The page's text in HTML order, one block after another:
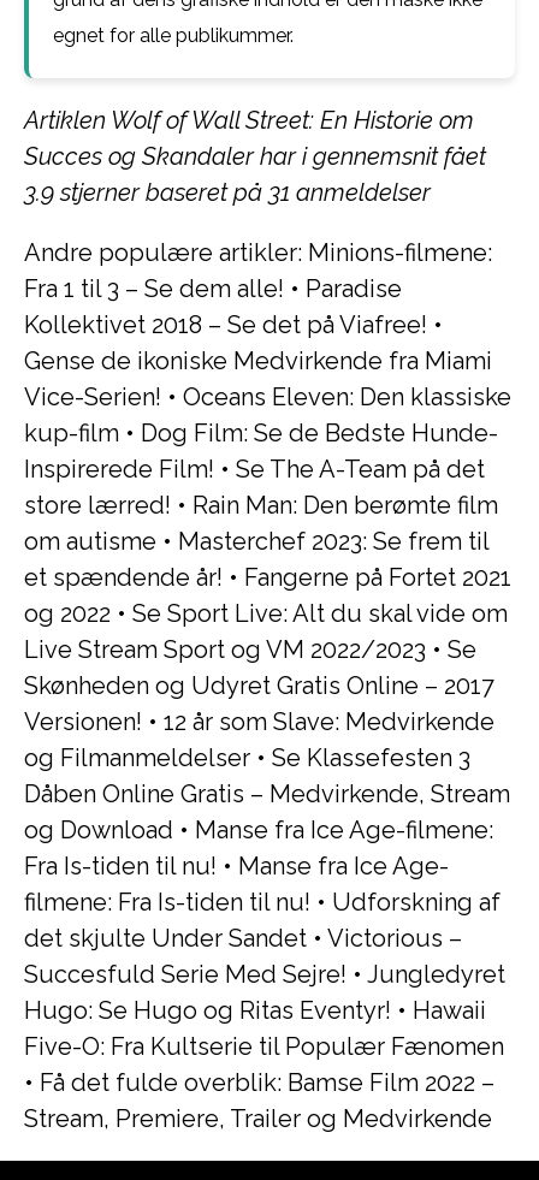
egnet for alle publikummer.
Artiklen Wolf of Wall Street: En Historie om
Succes og Skandaler har i gennemsnit fået
3.9stjerner baseret på 31 anmeldelser
Andre populære artikler: Minions-filmene:
Fra 1 til 3 – Se dem alle! • Paradise
Kollektivet 2018 – Se det på Viafree! •
Gense de ikoniske Medvirkende fra Miami
Vice-Serien! • Oceans Eleven: Den klassiske
kup-film • Dog Film: Se de Bedste Hunde-
Inspirerede Film! • Se The A-Team på det
store lærred! • Rain Man: Den berømte film
om autisme • Masterchef 2023: Se frem til
et spændende år! • Fangerne på Fortet 2021
og 2022 • Se Sport Live: Alt du skal vide om
Live Stream Sport og VM 2022/2023 • Se
Skønheden og Udyret Gratis Online – 2017
Versionen! • 12 år som Slave: Medvirkende
og Filmanmeldelser • Se Klassefesten 3
Dåben Online Gratis – Medvirkende, Stream
og Download • Manse fra Ice Age-filmene:
Fra Is-tiden til nu! • Manse fra Ice Age-
filmene: Fra Is-tiden til nu! • Udforskning af
det skjulte Under Sandet • Victorious –
Succesfuld Serie Med Sejre! • Jungledyret
Hugo: Se Hugo og Ritas Eventyr! • Hawaii
Five-O: Fra Kultserie til Populær Fænomen
• Få det fulde overblik: Bamse Film 2022 –
Stream, Premiere, Trailer og Medvirkende